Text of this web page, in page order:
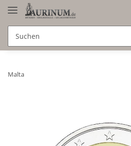
Malta